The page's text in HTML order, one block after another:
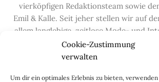
Cookie-Zustimmung
verwalten
Um dir ein optimales Erlebnis zu bieten,
vierköpfigen Redaktionsteam sowie
Emil & Kalle. Seit jeher stellen wir auf
allem langlebige, zeitlose Mode- und
vor, die hochwertig verarbeitet und
Bedingungen hergestellt wurden –
Handwerksberufe und kleine feine